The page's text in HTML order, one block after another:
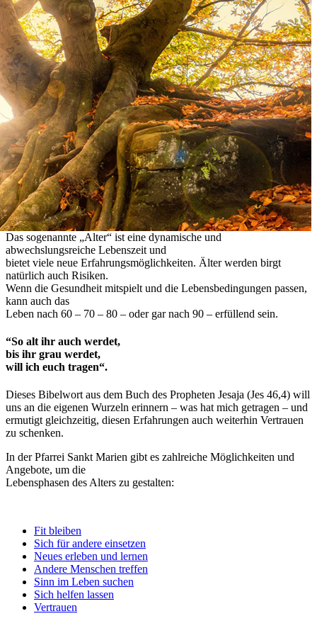
Das sogenannte „Alter“ ist eine dynamische und
abwechslungsreiche Lebenszeit und
bietet viele neue Erfahrungsmöglichkeiten. Älter werden birgt
natürlich auch Risiken.
Wenn die Gesundheit mitspielt und die Lebensbedingungen passen,
kann auch das
Leben nach 60 – 70 – 80 – oder gar nach 90 – erfüllend sein.
“So alt ihr auch werdet,
bis ihr grau werdet,
will ich euch tragen“.
Dieses Bibelwort aus dem Buch des Propheten Jesaja (Jes 46,4) will
uns an die eigenen Wurzeln erinnern – was hat mich getragen – und
ermutigt gleichzeitig, diesen Erfahrungen auch weiterhin Vertrauen
zu schenken.
In der Pfarrei Sankt Marien gibt es zahlreiche Möglichkeiten und
Angebote, um die
Lebensphasen des Alters zu gestalten:
Fit bleiben
Sich für andere einsetzen
Neues erleben und lernen
Andere Menschen treffen
Sinn im Leben suchen
Sich helfen lassen
Vertrauen